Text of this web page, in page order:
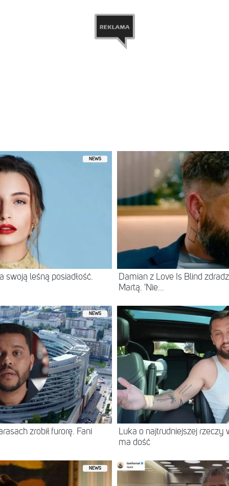
NEWS
leśną posiadłość.
Damian z Love Is Blind
Martą. 'Nie...
NEWS
zrobił furorę. Fani
Luka o najtrudniejszej rzeczy
ma dość
NEWS